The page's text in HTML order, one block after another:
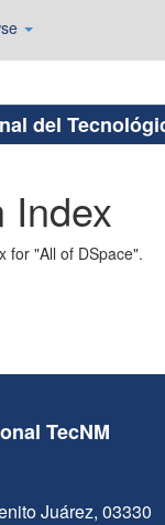
del
Index
for "All of DSpace".
TecNM
Juárez, 03330